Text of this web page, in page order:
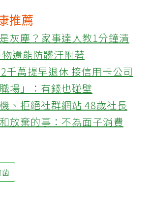
推薦
灰塵？家事達人教1分鐘清
還能防髒汙附著
千萬提早退休 接信用卡公司
場」：有錢也碰壁
、拒絕社群網站 48歲社長
放棄的事：不為面子消費